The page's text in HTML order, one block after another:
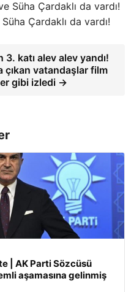
Çardaklı da vardı!
3. katı alev alev yandı!
çıkan vatandaşlar film
gibi izledi →
| AK Parti Sözcüsü
aşamasına gelinmiş